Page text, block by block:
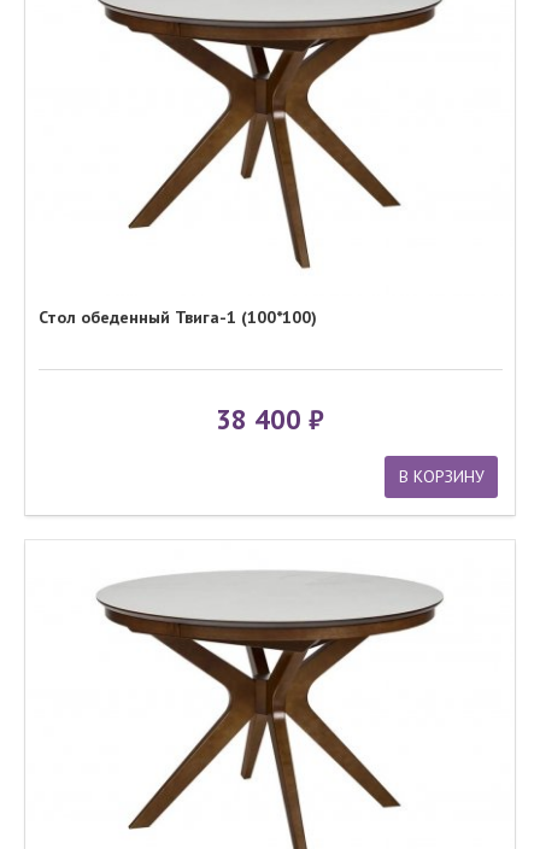
Стол обеденный Твига-1 (100*100)
38 400
В КОРЗИНУ